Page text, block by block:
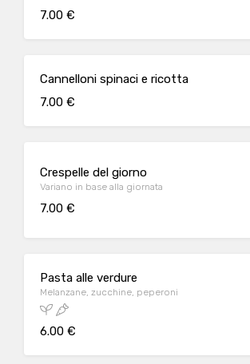
7.00 €
Cannelloni spinaci e ricotta
7.00 €
Crespelle del giorno
Variano in base alla giornata
7.00 €
Pasta alle verdure
Melanzane, zucchine, peperoni
6.00 €